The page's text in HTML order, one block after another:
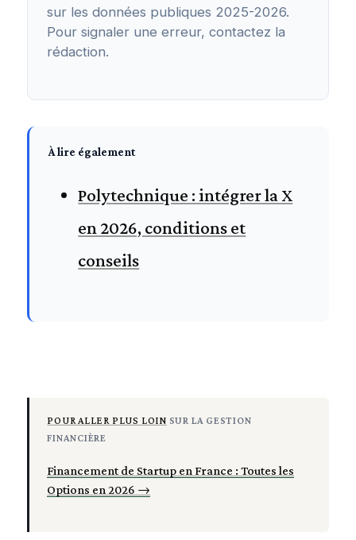
sur les données publiques 2025-2026.
Pour signaler une erreur, contactez la
rédaction.
À lire également
Polytechnique : intégrer la X
en 2026, conditions et
conseils
POUR ALLER PLUS LOIN SUR LA GESTION
FINANCIÈRE
Financement de Startup en France : Toutes les
Options en 2026 →